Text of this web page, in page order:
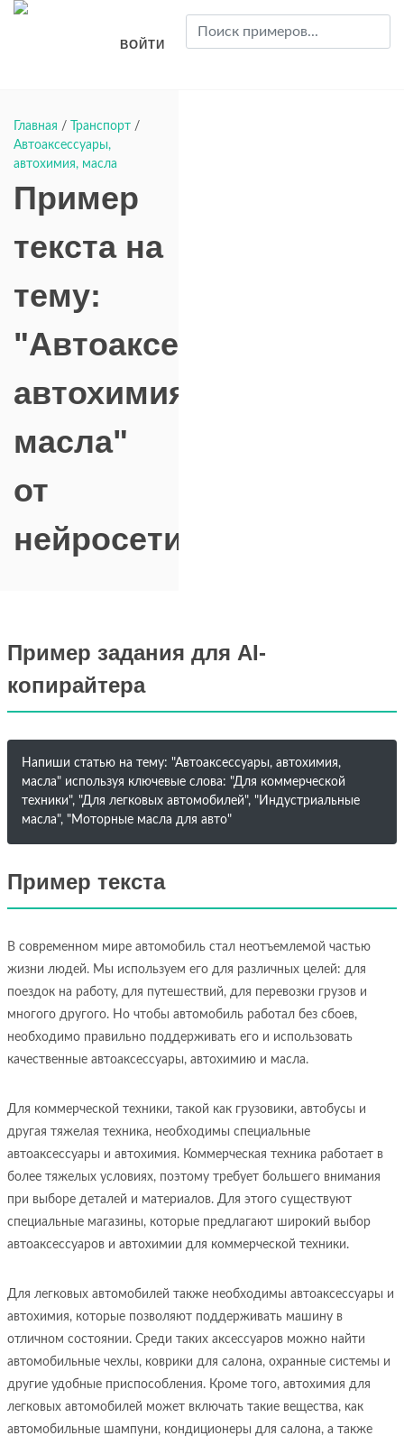
ВОЙТИ
Главная / Транспорт /
Автоаксессуары,
автохимия, масла
Пример
текста на
тему:
"Автоаксессуары,
автохимия,
масла"
от
нейросети
Пример задания для AI-
копирайтера
Напиши статью на тему: "Автоаксессуары, автохимия,
масла" используя ключевые слова: "Для коммерческой
техники", "Для легковых автомобилей", "Индустриальные
масла", "Моторные масла для авто"
Пример текста
В современном мире автомобиль стал неотъемлемой частью
жизни людей. Мы используем его для различных целей: для
поездок на работу, для путешествий, для перевозки грузов и
многого другого. Но чтобы автомобиль работал без сбоев,
необходимо правильно поддерживать его и использовать
качественные автоаксессуары, автохимию и масла.
Для коммерческой техники, такой как грузовики, автобусы и
другая тяжелая техника, необходимы специальные
автоаксессуары и автохимия. Коммерческая техника работает в
более тяжелых условиях, поэтому требует большего внимания
при выборе деталей и материалов. Для этого существуют
специальные магазины, которые предлагают широкий выбор
автоаксессуаров и автохимии для коммерческой техники.
Для легковых автомобилей также необходимы автоаксессуары и
автохимия, которые позволяют поддерживать машину в
отличном состоянии. Среди таких аксессуаров можно найти
автомобильные чехлы, коврики для салона, охранные системы и
другие удобные приспособления. Кроме того, автохимия для
легковых автомобилей может включать такие вещества, как
автомобильные шампуни, кондиционеры для салона, а также